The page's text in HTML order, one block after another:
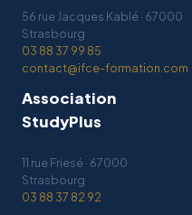
56 rue Jacques Kablé · 67000
Strasbourg
03 88 37 99 85
contact@ifce-formation.com
Association
StudyPlus
11 rue Friesé · 67000
Strasbourg
03 88 37 82 92